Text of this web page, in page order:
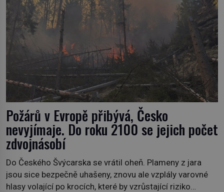
Požárů v Evropě přibývá, Česko
nevyjímaje. Do roku 2100 se jejich počet
zdvojnásobí
Do Českého Švýcarska se vrátil oheň. Plameny z jara
jsou sice bezpečně uhašeny, znovu ale vzplály varovné
hlasy volající po krocích, které by vzrůstající riziko